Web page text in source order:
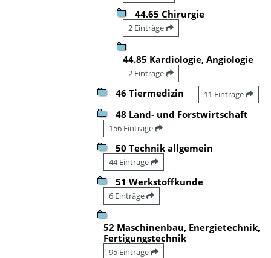
44.65 Chirurgie
2 Einträge
44.85 Kardiologie, Angiologie
2 Einträge
46 Tiermedizin 11 Einträge
48 Land- und Forstwirtschaft
156 Einträge
50 Technik allgemein
44 Einträge
51 Werkstoffkunde
6 Einträge
52 Maschinenbau, Energietechnik,
Fertigungstechnik
95 Einträge